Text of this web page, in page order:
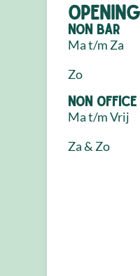
NON Bar
Ma t/m Za
Zo
NON Office
Ma t/m Vrij
Za & Zo